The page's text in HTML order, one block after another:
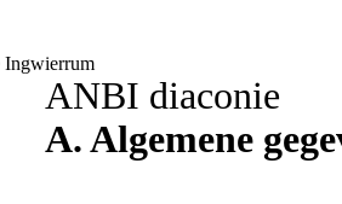
Ingwierrum
ANBI diaconie
A. Algemene